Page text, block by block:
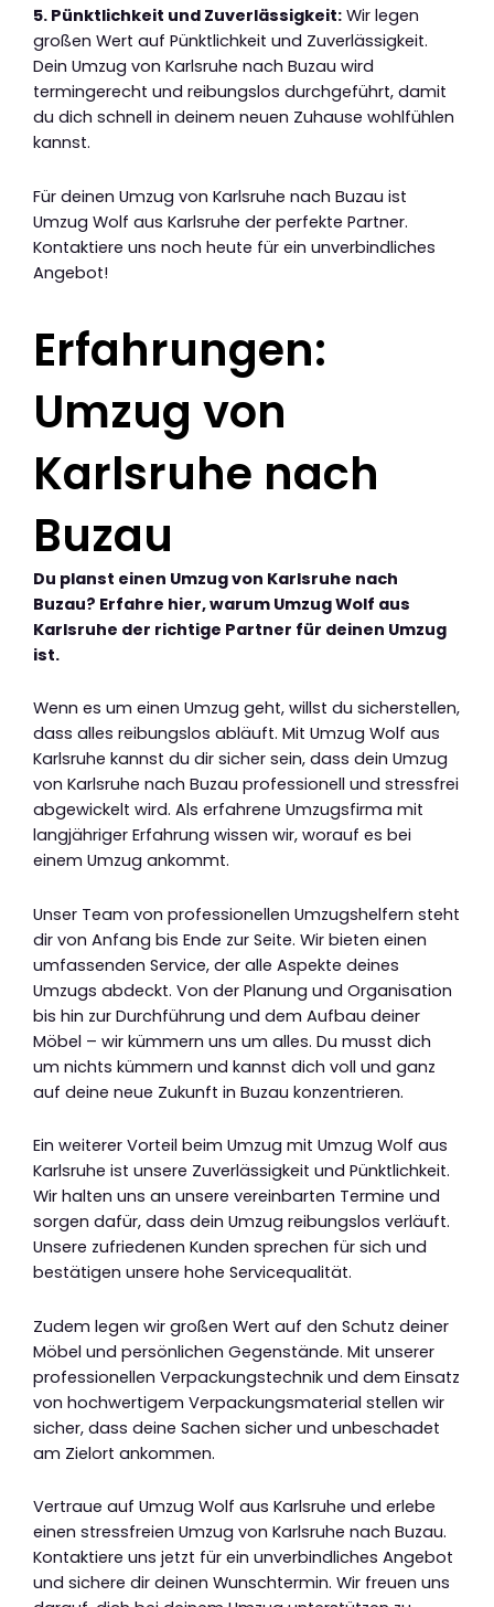
5. Pünktlichkeit und Zuverlässigkeit: Wir legen
großen Wert auf Pünktlichkeit und Zuverlässigkeit.
Dein Umzug von Karlsruhe nach Buzau wird
termingerecht und reibungslos durchgeführt, damit
du dich schnell in deinem neuen Zuhause wohlfühlen
kannst.
Für deinen Umzug von Karlsruhe nach Buzau ist
Umzug Wolf aus Karlsruhe der perfekte Partner.
Kontaktiere uns noch heute für ein unverbindliches
Angebot!
Erfahrungen:
Umzug von
Karlsruhe nach
Buzau
Du planst einen Umzug von Karlsruhe nach
Buzau? Erfahre hier, warum Umzug Wolf aus
Karlsruhe der richtige Partner für deinen Umzug
ist.
Wenn es um einen Umzug geht, willst du sicherstellen,
dass alles reibungslos abläuft. Mit Umzug Wolf aus
Karlsruhe kannst du dir sicher sein, dass dein Umzug
von Karlsruhe nach Buzau professionell und stressfrei
abgewickelt wird. Als erfahrene Umzugsfirma mit
langjähriger Erfahrung wissen wir, worauf es bei
einem Umzug ankommt.
Unser Team von professionellen Umzugshelfern steht
dir von Anfang bis Ende zur Seite. Wir bieten einen
umfassenden Service, der alle Aspekte deines
Umzugs abdeckt. Von der Planung und Organisation
bis hin zur Durchführung und dem Aufbau deiner
Möbel – wir kümmern uns um alles. Du musst dich
um nichts kümmern und kannst dich voll und ganz
auf deine neue Zukunft in Buzau konzentrieren.
Ein weiterer Vorteil beim Umzug mit Umzug Wolf aus
Karlsruhe ist unsere Zuverlässigkeit und Pünktlichkeit.
Wir halten uns an unsere vereinbarten Termine und
sorgen dafür, dass dein Umzug reibungslos verläuft.
Unsere zufriedenen Kunden sprechen für sich und
bestätigen unsere hohe Servicequalität.
Zudem legen wir großen Wert auf den Schutz deiner
Möbel und persönlichen Gegenstände. Mit unserer
professionellen Verpackungstechnik und dem Einsatz
von hochwertigem Verpackungsmaterial stellen wir
sicher, dass deine Sachen sicher und unbeschadet
am Zielort ankommen.
Vertraue auf Umzug Wolf aus Karlsruhe und erlebe
einen stressfreien Umzug von Karlsruhe nach Buzau.
Kontaktiere uns jetzt für ein unverbindliches Angebot
und sichere dir deinen Wunschtermin. Wir freuen uns